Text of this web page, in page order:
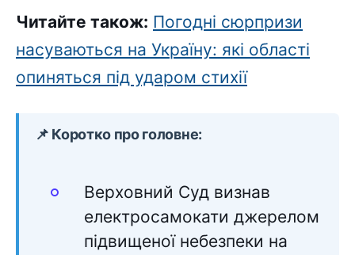
Читайте також: Погодні сюрпризи
насуваються на Україну: які області
опиняться під ударом стихії
📌 Коротко про головне:
Верховний Суд визнав
електросамокати джерелом
підвищеної небезпеки на